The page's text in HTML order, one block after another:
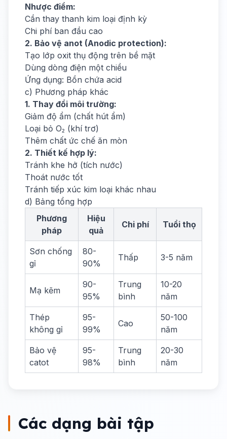
Nhược điểm:
Cần thay thanh kim loại định kỳ
Chi phí ban đầu cao
2. Bảo vệ anot (Anodic protection):
Tạo lớp oxit thụ động trên bề mặt
Dùng dòng điện một chiều
Ứng dụng: Bồn chứa acid
c) Phương pháp khác
1. Thay đổi môi trường:
Giảm độ ẩm (chất hút ẩm)
Loại bỏ O₂ (khí trơ)
Thêm chất ức chế ăn mòn
2. Thiết kế hợp lý:
Tránh khe hở (tích nước)
Thoát nước tốt
Tránh tiếp xúc kim loại khác nhau
d) Bảng tổng hợp
Phương
pháp
Hiệu
quả
Chi phí Tuổi thọ
Sơn chống
gỉ
80-
90%
Thấp 3-5 năm
Mạ kẽm
90-
95%
Trung
bình
10-20
năm
Thép
không gỉ
95-
99%
Cao
50-100
năm
Bảo vệ
catot
95-
98%
Trung
bình
20-30
năm
Các dạng bài tập